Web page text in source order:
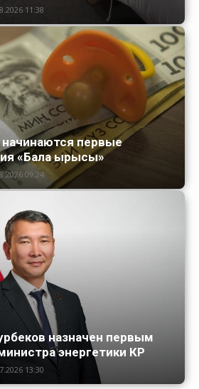
11:38
первые
«Бала ырысы»
09:24
назначен первым
энергетики КР
13:30